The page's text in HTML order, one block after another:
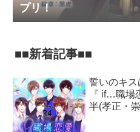
プリ！
■■新着記事■■
誓いのキ
『 if…職場
半(孝正・